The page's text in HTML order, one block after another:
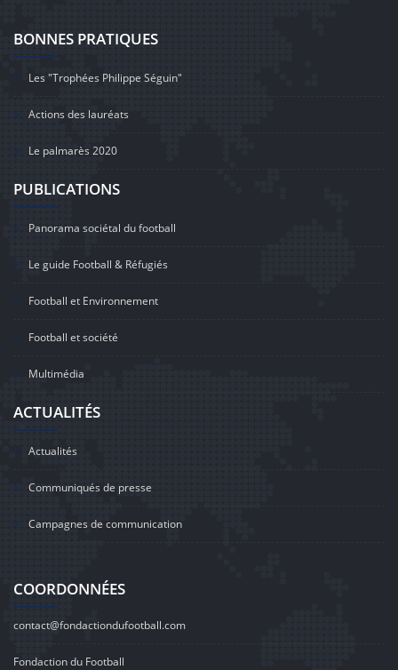
BONNES PRATIQUES
Les "Trophées Philippe Séguin"
Actions des lauréats
Le palmarès 2020
PUBLICATIONS
Panorama sociétal du football
Le guide Football & Réfugiés
Football et Environnement
Football et société
Multimédia
ACTUALITÉS
Actualités
Communiqués de presse
Campagnes de communication
COORDONNÉES
contact@fondactiondufootball.com
Fondaction du Football